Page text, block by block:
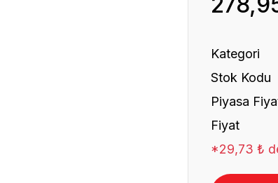
Kategori
Stok Kodu
Piyasa
Fiyat
*29,73 ₺